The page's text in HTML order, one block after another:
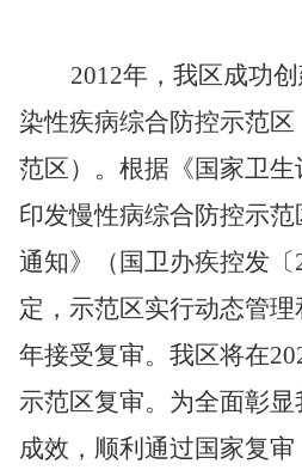
2012年，我区成功
染性疾病综合防控示范
范区）。根据《国家卫
印发慢性病综合防控示
通知》（国卫办疾控发〔
定，示范区实行动态管
年接受复审。我区将在
示范区复审。为全面彰
成效，顺利通过国家复审